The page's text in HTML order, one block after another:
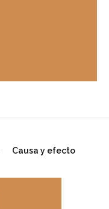
Causa y efecto